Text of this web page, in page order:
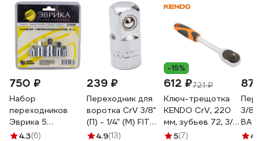
750 ₽
Набор
переходников
Эврика 5
предметов ER-
4.3(6)
239 ₽
Переходник для
воротка CrV 3/8"
(П) - 1/4" (М) FIT
HQ 62646
4.9(13)
-15%
612 ₽721 ₽
Ключ-трещотка
KENDO CrV, 220
мм, зубьев 72, 3/8"
16111
5(7)
87
3/8M
4.5